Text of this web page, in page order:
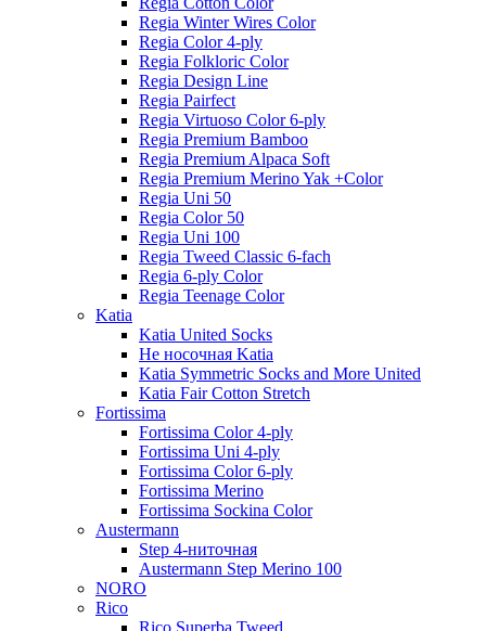
Regia Winter Wires Color
Regia Color 4-ply
Regia Folkloric Color
Regia Design Line
Regia Pairfect
Regia Virtuoso Color 6-ply
Regia Premium Bamboo
Regia Premium Alpaca Soft
Regia Premium Merino Yak +Color
Regia Uni 50
Regia Color 50
Regia Uni 100
Regia Tweed Classic 6-fach
Regia 6-ply Color
Regia Teenage Color
Katia
Katia United Socks
Не носочная Katia
Katia Symmetric Socks and More United
Katia Fair Cotton Stretch
Fortissima
Fortissima Color 4-ply
Fortissima Uni 4-ply
Fortissima Color 6-ply
Fortissima Merino
Fortissima Sockina Color
Austermann
Step 4-ниточная
Austermann Step Merino 100
NORO
Rico